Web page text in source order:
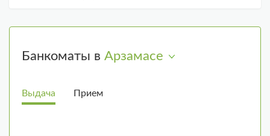
Банкоматы в Арзамасе
Выдача Прием